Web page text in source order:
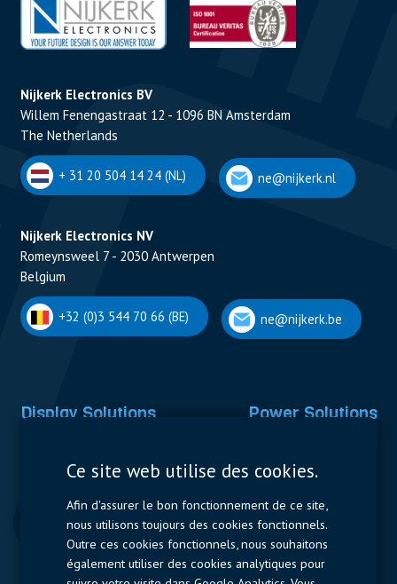
Nijkerk Electronics BV
Willem Fenengastraat 12 - 1096 BN Amsterdam
The Netherlands
+ 31 20 504 14 24 (NL) ne@nijkerk.nl
Nijkerk Electronics NV
Romeynsweel 7 - 2030 Antwerpen
Belgium
+32 (0)3 544 70 66 (BE) ne@nijkerk.be
Display Solutions Power Solutions
Contactors & Fuses
Measurement
Resistors
Ce site web utilise des cookies.
Afin d'assurer le bon fonctionnement de ce site,
nous utilisons toujours des cookies fonctionnels.
Outre ces cookies fonctionnels, nous souhaitons
également utiliser des cookies analytiques pour